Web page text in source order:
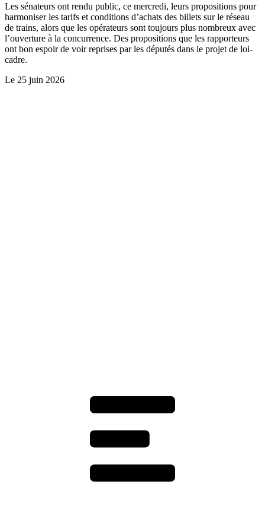
Les sénateurs ont rendu public, ce mercredi, leurs propositions pour
harmoniser les tarifs et conditions d’achats des billets sur le réseau
de trains, alors que les opérateurs sont toujours plus nombreux avec
l’ouverture à la concurrence. Des propositions que les rapporteurs
ont bon espoir de voir reprises par les députés dans le projet de loi-
cadre.
Le 25 juin 2026